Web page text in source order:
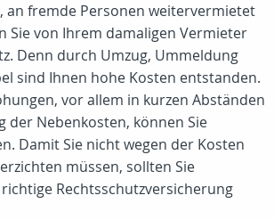
an fremde Personen weitervermietet
Sie von Ihrem damaligen Vermieter
Denn durch Umzug, Ummeldung
sind Ihnen hohe Kosten entstanden.
vor allem in kurzen Abständen
der Nebenkosten, können Sie
Damit Sie nicht wegen der Kosten
müssen, sollten Sie
Rechtsschutzversicherung